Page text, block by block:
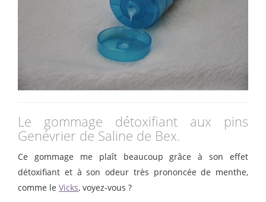
Le gommage détoxifiant aux pins
Genévrier de Saline de Bex.
Ce gommage me plaît beaucoup grâce à son effet
détoxifiant et à son odeur très prononcée de menthe,
comme le Vicks, voyez-vous ?